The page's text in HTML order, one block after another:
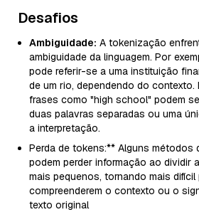
Desafios
Ambiguidade: A tokenização
ambiguidade da linguagem. Por
pode referir-se a uma instituição
de um rio, dependendo do contexto.
frases como "high school" podem
duas palavras separadas ou uma
a interpretação.
Perda de tokens:** Alguns métodos
podem perder informação ao dividir
mais pequenos, tornando mais
compreenderem o contexto ou o
texto original